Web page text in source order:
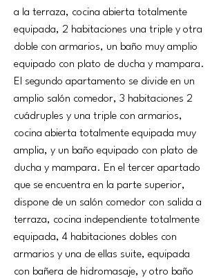
a la terraza, cocina abierta totalmente
equipada, 2 habitaciones una triple y otra
doble con armarios, un baño muy amplio
equipado con plato de ducha y mampara.
El segundo apartamento se divide en un
amplio salón comedor, 3 habitaciones 2
cuádruples y una triple con armarios,
cocina abierta totalmente equipada muy
amplia, y un baño equipado con plato de
ducha y mampara. En el tercer apartado
que se encuentra en la parte superior,
dispone de un salón comedor con salida a
terraza, cocina independiente totalmente
equipada, 4 habitaciones dobles con
armarios y una de ellas suite, equipada
con bañera de hidromasaje, y otro baño